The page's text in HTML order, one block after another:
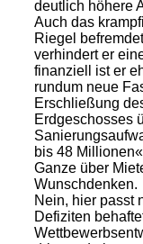
deutlich höhere
Auch das
Riegel
verhindert er
finanziell ist er
rundum neue
Erschließung
Erdgeschosses
bis 48
Ganze über
Wunschdenken.
Nein, hier passt
Defiziten